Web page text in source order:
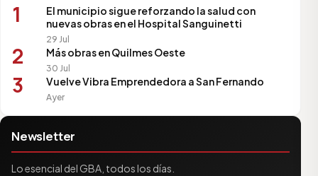
1
El municipio sigue reforzando la salud con
nuevas obras en el Hospital Sanguinetti
29 Jul
2 Más obras en Quilmes Oeste
30 Jul
3 Vuelve Vibra Emprendedora a San Fernando
Ayer
Newsletter
Lo esencial del GBA, todos los días.